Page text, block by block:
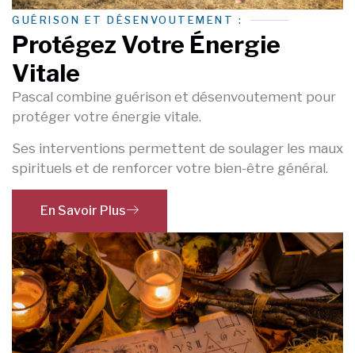
GUÉRISON ET DÉSENVOUTEMENT :
Protégez Votre Énergie
Vitale
Pascal combine guérison et désenvoutement pour
protéger votre énergie vitale.
Ses interventions permettent de soulager les maux
spirituels et de renforcer votre bien-être général.
En Savoir Plus